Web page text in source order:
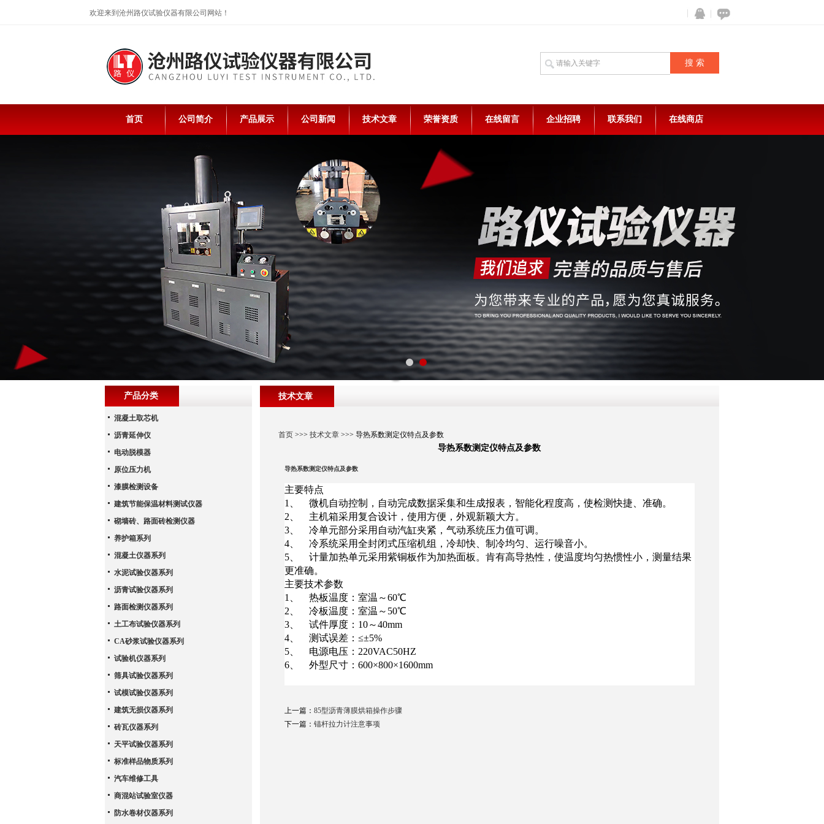
欢迎来到沧州路仪试验仪器有限公司网站！
在线咨
QQ
首页 公司简介 产品展示 公司新闻 技术文章 荣誉资质 在线留言 企业招聘 联系我们 在线商店
技术文章
首页>>> 技术文章>>> 导热系数测定仪特点及参数
导热系数测定仪特点及参数
导热系数测定仪特点及参数
主要特点
1
微机自动控制，自动完成数据采集和生成报表，智能化程度高，使检测快捷、准确。
2
主机箱采用复合设计，使用方便，外观新颖大方。
3、
冷单元部分采用自动汽缸夹紧，气动系统压力值可调。
4、
冷系统采用全封闭式压缩机组，冷却快、制冷均匀、运行噪音小。
5、
计量加热单元采用紫铜板作为加热面板。肯有高导热性，使温度均匀热惯性小，测量结果
更准确。
主要技术参数
1
热板温度：室温～60℃
2
冷板温度：室温～ 50℃
3、 试件厚度： 10～40mm
4、 测试误差： ≤±5%
5、 电源电压： 220VAC50HZ
6、 外型尺寸： 600×800×1600mm
上一篇： 85型沥青薄膜烘箱操作步骤
下一篇： 锚杆拉力计注意事项
产品分类
混凝土取芯机
沥青延伸仪
电动脱模器
原位压力机
漆膜检测设备
建筑节能保温材料测试仪器
砌墙砖、路面砖检测仪器
养护箱系列
混凝土仪器系列
水泥试验仪器系列
沥青试验仪器系列
路面检测仪器系列
土工布试验仪器系列
CA砂浆试验仪器系列
试验机仪器系列
筛具试验仪器系列
试模试验仪器系列
建筑无损仪器系列
砖瓦仪器系列
天平试验仪器系列
标准样品物质系列
汽车维修工具
商混站试验室仪器
防水卷材仪器系列